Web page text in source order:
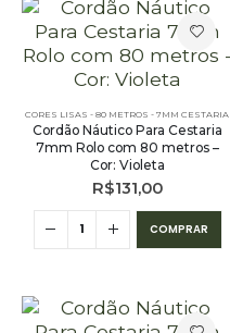
CORES LISAS - 80 METROS - 7MM CESTARIA
Cordão Náutico Para Cestaria
7mm Rolo com 80 metros –
Cor: Violeta
R$131,00
COMPRAR